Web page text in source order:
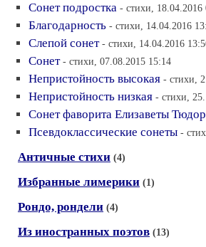
Сонет подростка - стихи, 18.04.2016
Благодарность - стихи, 14.04.2016
Слепой сонет - стихи, 14.04.2016
Сонет - стихи, 07.08.2015 15:14
Непристойность высокая - стихи,
Непристойность низкая - стихи,
Сонет фаворита Елизаветы Тюдор
Псевдоклассические сонеты -
Античные стихи (4)
Избранные лимерики (1)
Рондо, рондели (4)
Из иностранных поэтов (13)